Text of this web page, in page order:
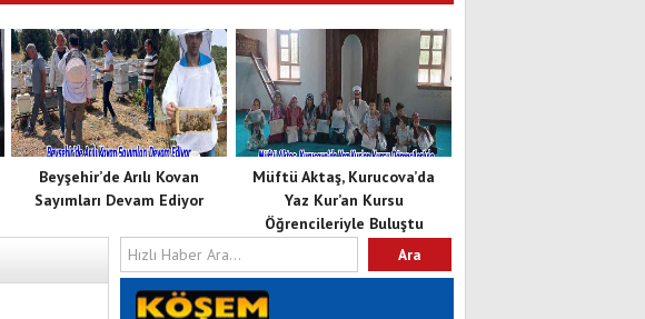
Müftü Aktaş, Kurucova’da
Yaz Kur’an Kursu
Öğrencileriyle Buluştu
Beyşehir’de Arılı Kovan
Sayımları Devam Ediyor